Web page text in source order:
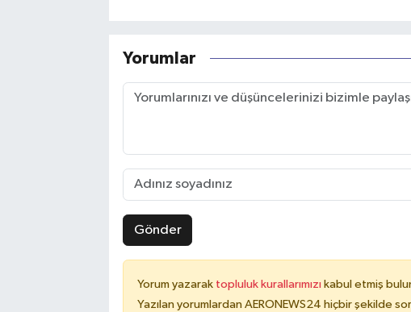
Yorumlar
Gönder
Yorum yazarak topluluk kurallarımızı kabul etmiş
Yazılan yorumlardan AERONEWS24 hiçbir şekilde